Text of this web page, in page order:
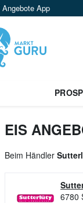
Angebote App
EIS
Beim Händler
6780